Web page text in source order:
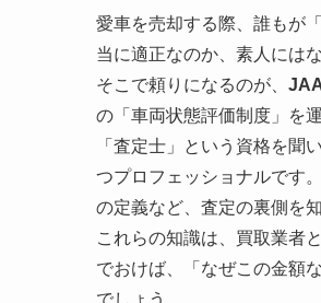
愛車を売却する際、誰もが
当に適正なのか、素人には
そこで頼りになるのが、
の「車両状態評価制度」を
「査定士」という資格を聞
つプロフェッショナルです
の定義など、査定の裏側を
これらの知識は、買取業者
でおけば、「なぜこの金額
でしょう。